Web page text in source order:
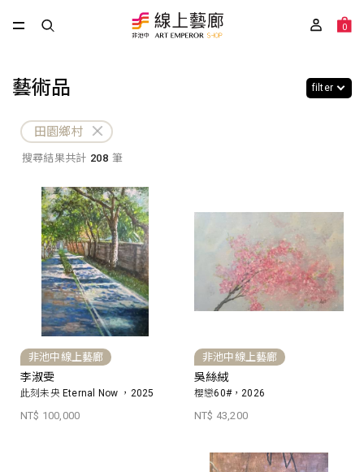
0
藝術品 filter
田園鄉村
搜尋結果共計 208 筆
非池中線上藝廊
李淑雯
此刻未央 Eternal Now ，2025
NT$ 100,000
非池中線上藝廊
吳絲絨
櫻戀60#，2026
NT$ 43,200